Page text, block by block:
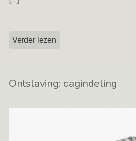
Verder lezen
Ontslaving: dagindeling